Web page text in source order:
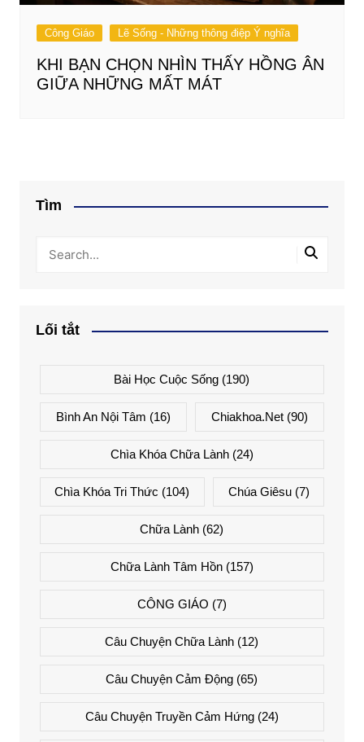
Công Giáo Lẽ Sống - Những thông điệp Ý nghĩa
KHI BẠN CHỌN NHÌN THẤY HỒNG ÂN
GIỮA NHỮNG MẤT MÁT
Tìm
Lối tắt
Bài Học Cuộc Sống (190)
Bình An Nội Tâm (16) Chiakhoa.net (90)
Chìa Khóa Chữa Lành(24)
Chìa Khóa Tri Thức (104) Chúa Giêsu(7)
Chữa Lành (62)
Chữa Lành Tâm Hồn(157)
CÔNG GIÁO (7)
Câu Chuyện Chữa Lành (12)
Câu Chuyện Cảm Động (65)
Câu Chuyện Truyền Cảm Hứng(24)